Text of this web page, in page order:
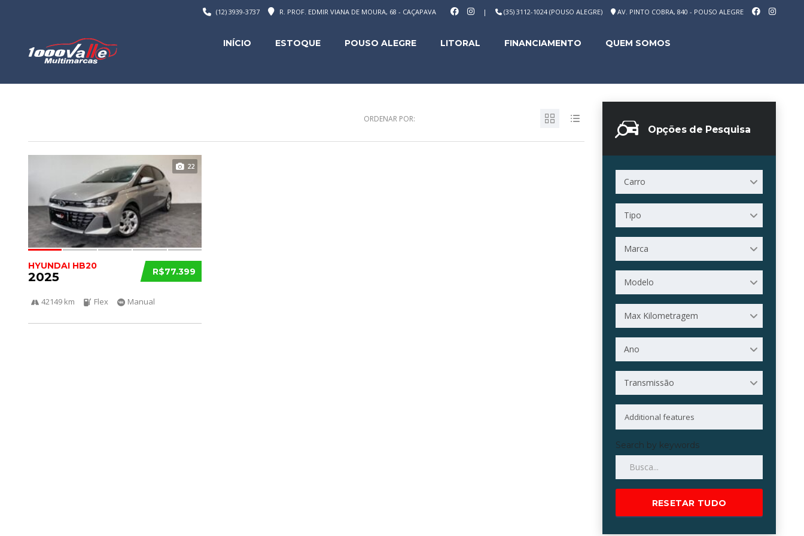
| (35) 3112-1024 (POUSO ALEGRE) AV. PINTO COBRA, 840 - POUSO ALEGRE
R. PROF. EDMIR VIANA DE MOURA, 68 - CAÇAPAVA
(12) 3939-3737
INÍCIO ESTOQUE POUSO ALEGRE LITORAL FINANCIAMENTO QUEM SOMOS
Opções de Pesquisa
Carro
Tipo
Marca
Modelo
Max Kilometragem
Ano
Transmissão
Search by keywords
RESETAR TUDO
ORDENAR POR:
22
R$77.399
HYUNDAI HB20
2025
42149 km Flex Manual